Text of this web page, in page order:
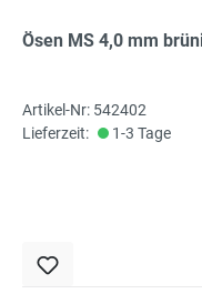
Ösen MS 4,0 mm
Artikel-Nr: 542402
Lieferzeit:
1-3 Tage